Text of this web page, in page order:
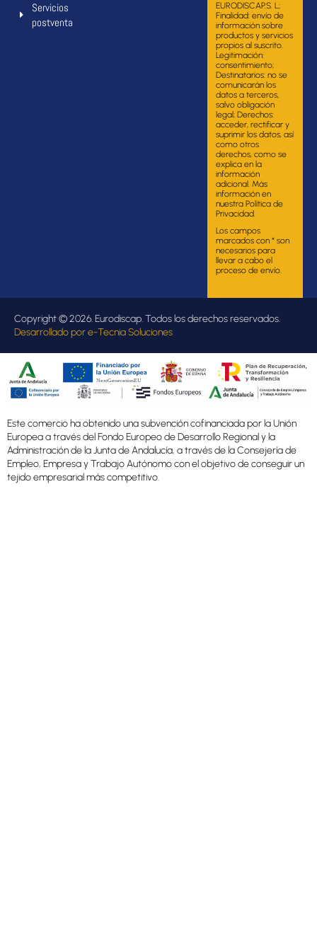
Servicios
postventa
EURODISCAP.S. L;
Finalidad: envío de
información sobre
productos y servicios
propios al suscrito.
Legitimación:
consentimiento;
Destinatarios: no se
comunicarán los
datos a terceros,
salvo obligación
legal; Derechos:
acceder, rectificar y
suprimir los datos, así
como otros
derechos, como se
explica en la
información
adicional. Más
información en
nuestra Política de
Privacidad.
Los campos
marcados con * son
necesarios para
llevar a cabo el
proceso de envío.
Copyright © 2026. Eurodiscap. Todos los derechos reservados.
Desarrollado pore-Tecnia Soluciones
Este comercio ha obtenido una subvención cofinanciada por la Unión
Europea a través del Fondo Europeo de Desarrollo Regional y la
Administración de la Junta de Andalucía, a través de la Consejería de
Empleo, Empresa y Trabajo Autónomo con el objetivo de conseguir un
tejido empresarial más competitivo.